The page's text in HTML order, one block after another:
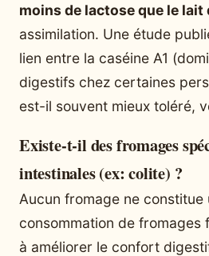
moins de lactose que le lait
assimilation. Une étude
lien entre la caséine A1
digestifs chez certaines
est-il souvent mieux toléré,
Existe-t-il des fromages
intestinales (ex: colite) ?
Aucun fromage ne
consommation de
à améliorer le confort